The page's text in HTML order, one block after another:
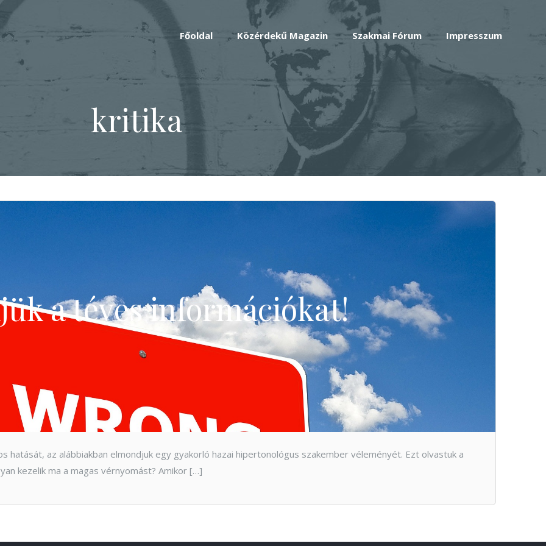
Főoldal Közérdekű Magazin Szakmai Fórum Impresszum
kritika
a téves információkat!
hatását, az alábbiakban elmondjuk egy gyakorló hazai hipertonológus szakember véleményét. Ezt olvastuk a
kezelik ma a magas vérnyomást? Amikor […]